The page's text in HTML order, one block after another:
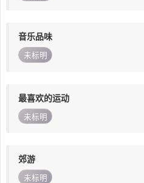
音乐品味
未标明
最喜欢的运动
未标明
郊游
未标明